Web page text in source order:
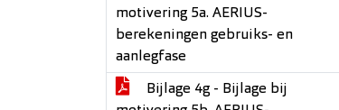
motivering 5a. AERIUS-
berekeningen gebruiks- en
aanlegfase
Bijlage 4g - Bijlage bij